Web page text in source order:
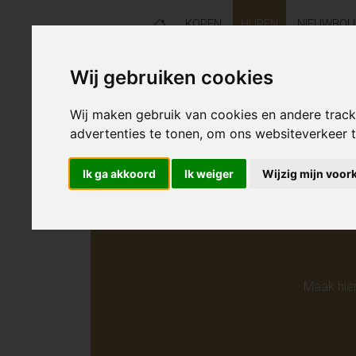
Wij gebruiken cookies
Wij maken gebruik van cookies en andere
advertenties te tonen, om ons websiteverkeer
Ik ga akkoord Ik weiger Wijzig mijn
KOPEN HUREN
Helaas
Maak